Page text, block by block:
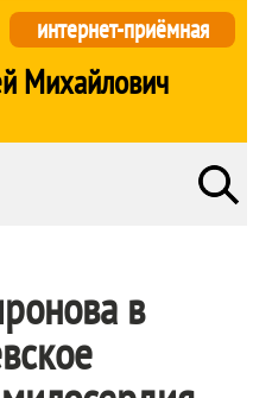
Михайлович
интернет-приёмная
в